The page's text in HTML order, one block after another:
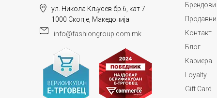
ул. Никола Кљусев бр.6, кат 7
1000 Скопје, Македонија
info@fashiongroup.com.mk
Брендови
Контакт
Блог
Кариера
Loyalty
Gift Card